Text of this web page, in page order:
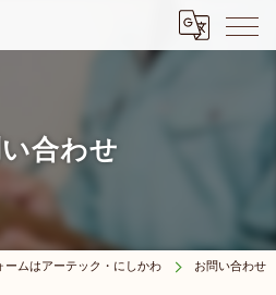
合わせ
ームはアーテック・にしかわ お問い合わせ